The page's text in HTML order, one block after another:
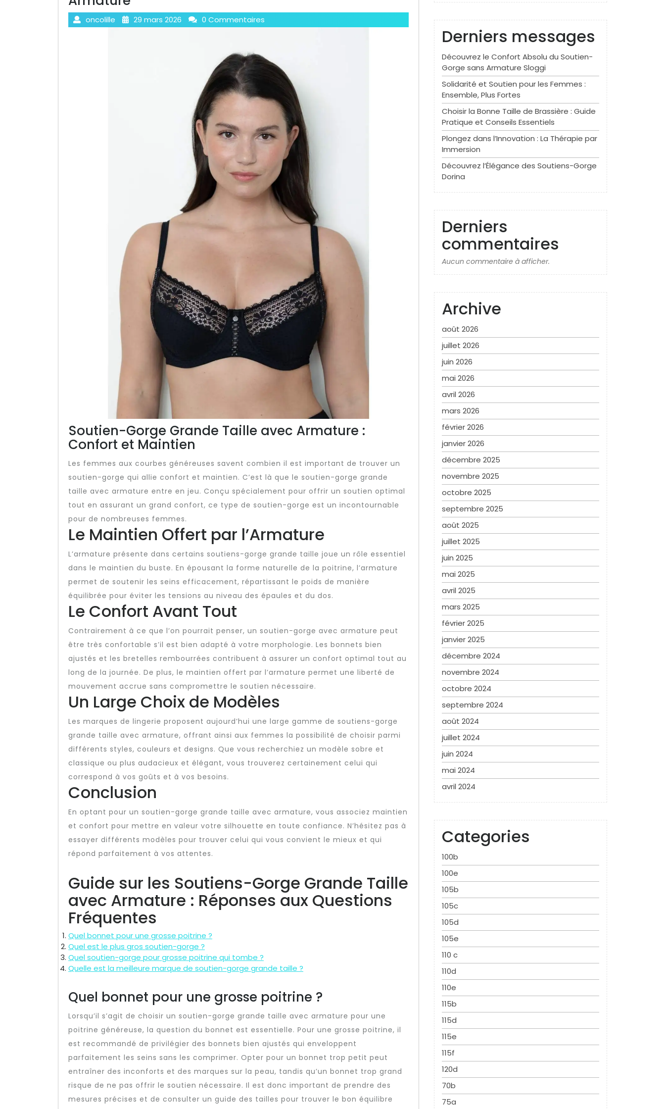
oncolille 29 mars 2026 0 Commentaires
Soutien-Gorge Grande Taille avec Armature :
Confort et Maintien
Les femmes aux courbes généreuses savent combien il est important de trouver un
soutien-gorge qui allie confort et maintien. C’est là que le soutien-gorge grande
taille avec armature entre en jeu. Conçu spécialement pour offrir un soutien optimal
tout en assurant un grand confort, ce type de soutien-gorge est un incontournable
pour de nombreuses femmes.
Le Maintien Offert par l’Armature
L’armature présente dans certains soutiens-gorge grande taille joue un rôle essentiel
dans le maintien du buste. En épousant la forme naturelle de la poitrine, l’armature
permet de soutenir les seins efficacement, répartissant le poids de manière
équilibrée pour éviter les tensions au niveau des épaules et du dos.
Le Confort Avant Tout
Contrairement à ce que l’on pourrait penser, un soutien-gorge avec armature peut
être très confortable s’il est bien adapté à votre morphologie. Les bonnets bien
ajustés et les bretelles rembourrées contribuent à assurer un confort optimal tout au
long de la journée. De plus, le maintien offert par l’armature permet une liberté de
mouvement accrue sans compromettre le soutien nécessaire.
Un Large Choix de Modèles
Les marques de lingerie proposent aujourd’hui une large gamme de soutiens-gorge
grande taille avec armature, offrant ainsi aux femmes la possibilité de choisir parmi
différents styles, couleurs et designs. Que vous recherchiez un modèle sobre et
classique ou plus audacieux et élégant, vous trouverez certainement celui qui
correspond à vos goûts et à vos besoins.
Conclusion
En optant pour un soutien-gorge grande taille avec armature, vous associez maintien
et confort pour mettre en valeur votre silhouette en toute confiance. N’hésitez pas à
essayer différents modèles pour trouver celui qui vous convient le mieux et qui
répond parfaitement à vos attentes.
Guide sur les Soutiens-Gorge Grande Taille
avec Armature : Réponses aux Questions
Fréquentes
Quel bonnet pour une grosse poitrine ?
Quel est le plus gros soutien-gorge ?
Quel soutien-gorge pour grosse poitrine qui tombe ?
Quelle est la meilleure marque de soutien-gorge grande taille ?
Quel bonnet pour une grosse poitrine ?
Lorsqu’il s’agit de choisir un soutien-gorge grande taille avec armature pour une
poitrine généreuse, la question du bonnet est essentielle. Pour une grosse poitrine, il
est recommandé de privilégier des bonnets bien ajustés qui enveloppent
parfaitement les seins sans les comprimer. Opter pour un bonnet trop petit peut
entraîner des inconforts et des marques sur la peau, tandis qu’un bonnet trop grand
risque de ne pas offrir le soutien nécessaire. Il est donc important de prendre des
mesures précises et de consulter un guide des tailles pour trouver le bon équilibre
Derniers messages
Découvrez le Confort Absolu du Soutien-
Gorge sans Armature Sloggi
Solidarité et Soutien pour les Femmes :
Ensemble, Plus Fortes
Choisir la Bonne Taille de Brassière : Guide
Pratique et Conseils Essentiels
Plongez dans l’Innovation : La Thérapie par
Immersion
Découvrez l’Élégance des Soutiens-Gorge
Dorina
Derniers
commentaires
Aucun commentaire à afficher.
Archive
août 2026
juillet 2026
juin 2026
mai 2026
avril 2026
mars 2026
février 2026
janvier 2026
décembre 2025
novembre 2025
octobre 2025
septembre 2025
août 2025
juillet 2025
juin 2025
mai 2025
avril 2025
mars 2025
février 2025
janvier 2025
décembre 2024
novembre 2024
octobre 2024
septembre 2024
août 2024
juillet 2024
juin 2024
mai 2024
avril 2024
Categories
100b
100e
105b
105c
105d
105e
110 c
110d
110e
115b
115d
115e
115f
120d
70b
75a